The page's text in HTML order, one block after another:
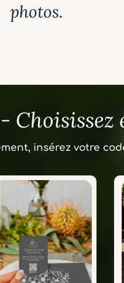
photos.
Choisissez
insérez votre